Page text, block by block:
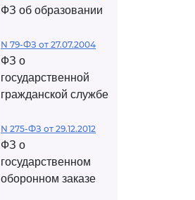
ФЗ об образовании
N 79-ФЗ от 27.07.2004
ФЗ о
государственной
гражданской службе
N 275-ФЗ от 29.12.2012
ФЗ о
государственном
оборонном заказе